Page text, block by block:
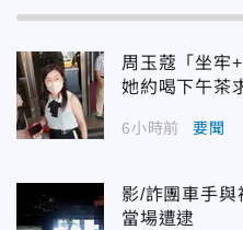
周玉蔻「坐牢
她約喝下午茶
6小時前 要聞
影/詐團車手
當場遭逮